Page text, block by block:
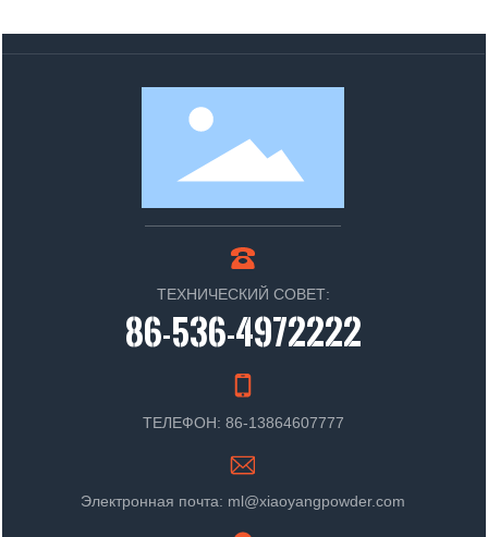
ТЕХНИЧЕСКИЙ СОВЕТ:
86-536-4972222
ТЕЛЕФОН: 86-13864607777
Электронная почта: ml@xiaoyangpowder.com